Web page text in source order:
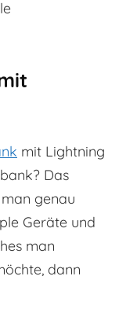
mit Lightning
Das
genau
Geräte und
man
dann